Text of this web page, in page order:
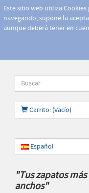
Este sitio web utiliza
navegando, supone la
aunque deberá tener en
Carrito: (Vacío)
Español
"Tus zapatos
anchos"